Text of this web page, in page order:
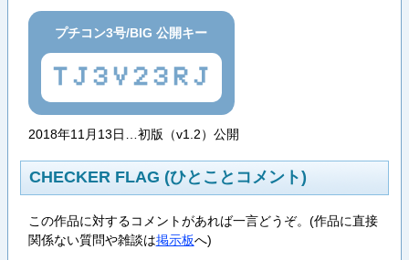
プチコン3号/BIG 公開キー
TJ3V23RJ
2018年11月13日…初版（v1.2）公開
CHECKER FLAG (ひとことコメント)
この作品に対するコメントがあれば一言どうぞ。(作品に直接
関係ない質問や雑談は掲示板へ)